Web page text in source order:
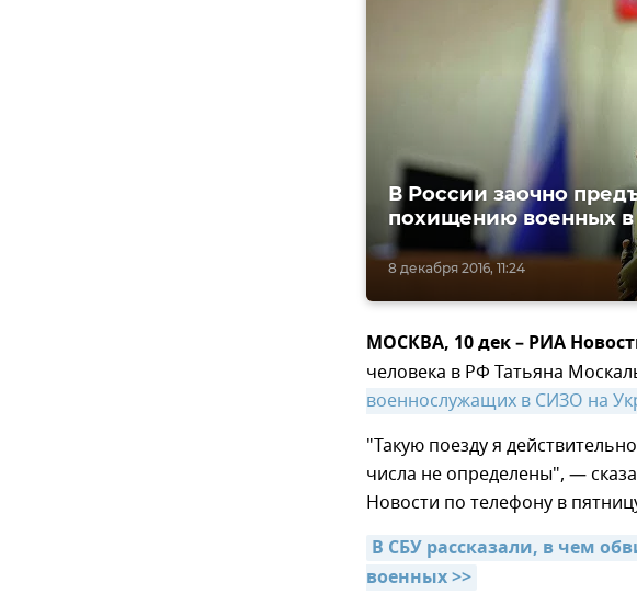
8 декабря 2016, 11:24
В России заочно
похищению военных
МОСКВА, 10 дек – РИА
человека в РФ Татьяна
военнослужащих в СИЗО на
"Такую поезду я
числа не определены", —
Новости по телефону в
В СБУ рассказали, в чем
военных >>